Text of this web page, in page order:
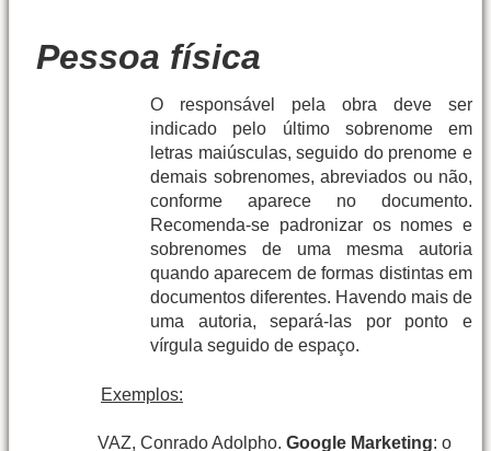
Pessoa física
O responsável pela obra deve ser
indicado pelo último sobrenome em
letras maiúsculas, seguido do prenome e
demais sobrenomes, abreviados ou não,
conforme aparece no documento.
Recomenda-se padronizar os nomes e
sobrenomes de uma mesma autoria
quando aparecem de formas distintas em
documentos diferentes. Havendo mais de
uma autoria, separá-las por ponto e
vírgula seguido de espaço.
Exemplos:
VAZ, Conrado Adolpho. Google Marketing: o